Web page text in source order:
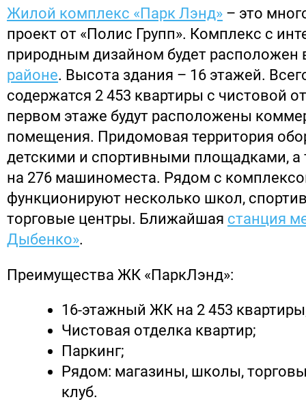
Жилой комплекс «Парк Лэнд» – это
проект от «Полис Групп». Комплекс с
природным дизайном будет расположен
районе. Высота здания – 16 этажей.
содержатся 2 453 квартиры с чистовой
первом этаже будут расположены
помещения. Придомовая территория
детскими и спортивными площадками, а
на 276 машиноместа. Рядом с
функционируют несколько школ,
торговые центры. Ближайшая станция
Дыбенко».
Преимущества ЖК «ПаркЛэнд»:
16-этажный ЖК на 2 453
Чистовая отделка квартир;
Паркинг;
Рядом: магазины, школы,
клуб.